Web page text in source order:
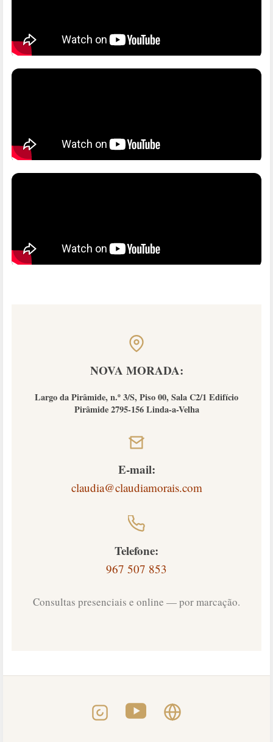
NOVA MORADA:
Largo da Pirâmide, n.º 3/S, Piso 00, Sala C2/1 Edifício
Pirâmide 2795-156 Linda-a-Velha
E-mail:
claudia@claudiamorais.com
Telefone:
967 507 853
Consultas presenciais e online — por marcação.